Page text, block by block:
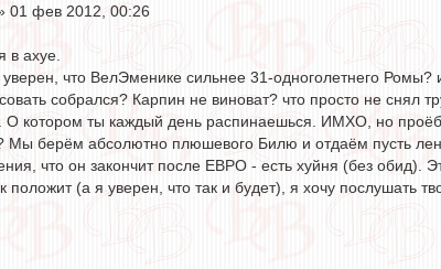
01 фев 2012, 00:26
в ахуе.
что ВелЭменике сильнее 31-одноголетнего Ромы?
собрался? Карпин не виноват? что просто не снял
О котором ты каждый день распинаешься. ИМХО, но проёб
Мы берём абсолютно плюшевого Билю и отдаём пусть
что он закончит после ЕВРО - есть хуйня (без обид).
положит (а я уверен, что так и будет), я хочу послушать